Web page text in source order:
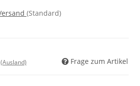
(Standard)
(Ausland) Frage zum Artikel